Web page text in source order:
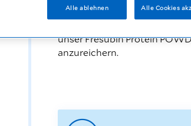
Wenn Sie in Ihrer täglichen
unser Fresubin Protein
anzureichern.
Alle ablehnen Alle Cookies